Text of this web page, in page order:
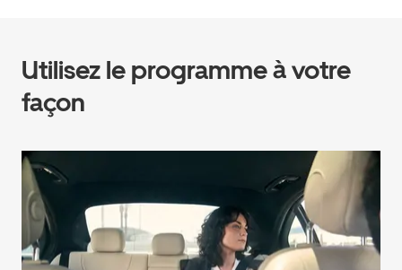
Utilisez le programme à votre
façon